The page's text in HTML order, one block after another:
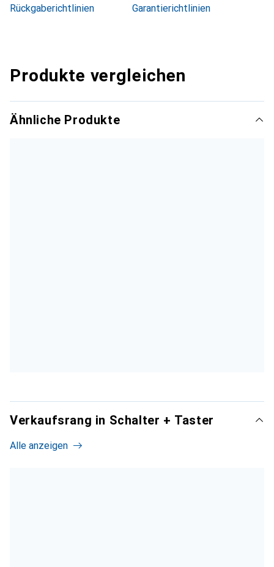
Rückgaberichtlinien
Garantierichtlinien
Produkte vergleichen
Ähnliche Produkte
Verkaufsrang in Schalter + Taster
Alle anzeigen